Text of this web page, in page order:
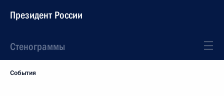
Президент России
Стенограммы
События